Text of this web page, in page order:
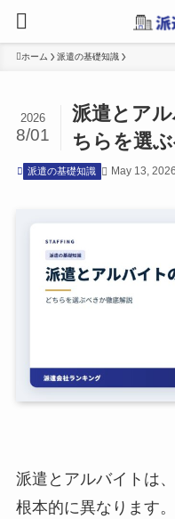
ホーム 派遣の基礎知識
派遣とア
ちらを選
2026
8/01
派遣の基礎知識 May 13, 2026
派遣とアルバイトは
根本的に異なります